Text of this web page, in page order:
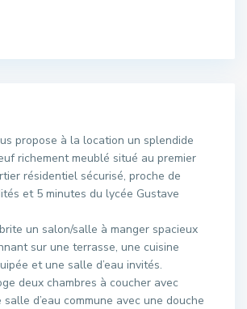
propose à la location un splendide
richement meublé situé au premier
résidentiel sécurisé, proche de
et 5 minutes du lycée Gustave
un salon/salle à manger spacieux
sur une terrasse, une cuisine
et une salle d’eau invités.
deux chambres à coucher avec
d’eau commune avec une douche